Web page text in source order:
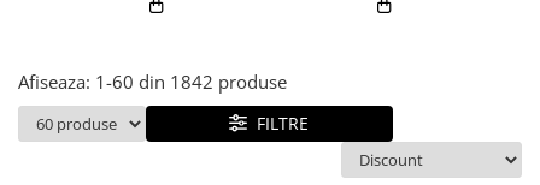
Solutii si lavete de curatare
bijuterii argint
Afiseaza: 1-60 din 1842 produse
FILTRE